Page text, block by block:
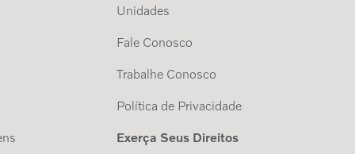
Unidades
Fale Conosco
Trabalhe Conosco
Política de Privacidade
Exerça Seus Direitos